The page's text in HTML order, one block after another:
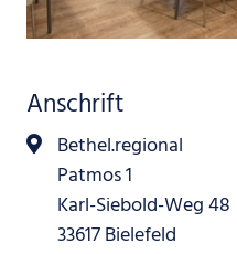
Anschrift
Bethel.regional
Patmos 1
Karl-Siebold-Weg 48
33617 Bielefeld